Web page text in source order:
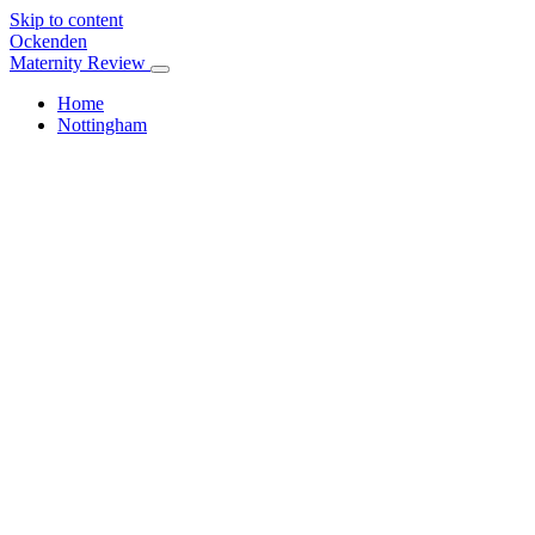
Skip to content
Ockenden
Maternity Review
Home
Nottingham